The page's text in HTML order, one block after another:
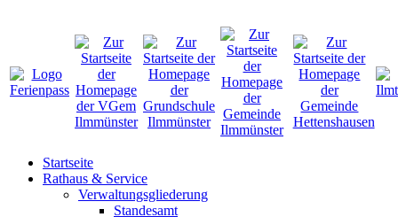
Startseite
Rathaus & Service
Verwaltungsgliederung
Standesamt